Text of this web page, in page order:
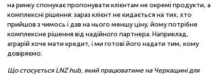
на ринку спонукає пропонувати клієнтам не окремі продукти, а
комплексні рішення: зараз клієнт не кидається на тих, хто
прийшов з чимось і дав на нього меншу ціну, йому потрібне
комплексне рішення від надійного партнера. Наприклад,
аграрій хоче мати кредит, і ми готові його надати тим, кому
довіряємо.
Що стосується LNZ hub, який працюватиме на Черкащині для